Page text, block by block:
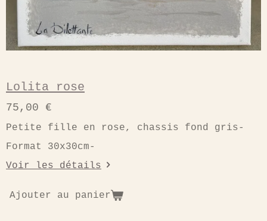
Lolita rose
75,00 €
Petite fille en rose, chassis fond gris-
Format 30x30cm-
Voir les détails
Ajouter au panier